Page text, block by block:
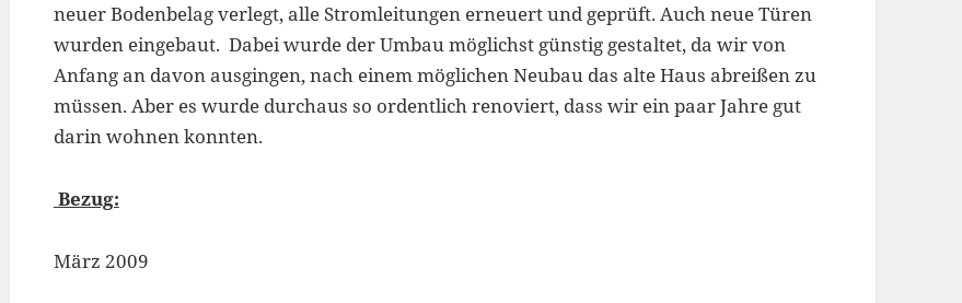
neuer Bodenbelag verlegt, alle Stromleitungen erneuert und geprüft. Auch neue Türen
wurden eingebaut. Dabei wurde der Umbau möglichst günstig gestaltet, da wir von
Anfang an davon ausgingen, nach einem möglichen Neubau das alte Haus abreißen zu
müssen. Aber es wurde durchaus so ordentlich renoviert, dass wir ein paar Jahre gut
darin wohnen konnten.
Bezug:
März 2009